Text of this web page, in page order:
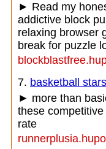
► Read my
addictive block
relaxing browser
break for puzzle
7. basketball stars
► more than
these
rate